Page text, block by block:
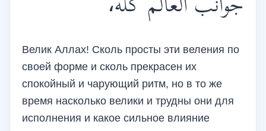
جوانب العالم كله،
Велик Аллах! Сколь просты эти веления по
своей форме и сколь прекрасен их
спокойный и чарующий ритм, но в то же
время насколько велики и трудны они для
исполнения и какое сильное влияние